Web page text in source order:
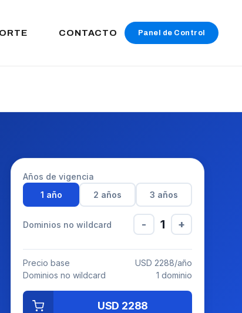
CONTACTO Panel de Control
Años de vigencia
1 año
2 años 3 años
Dominios no wildcard - 1 +
Precio base
USD 2288/año
Dominios no wildcard
1 dominio
USD 2288